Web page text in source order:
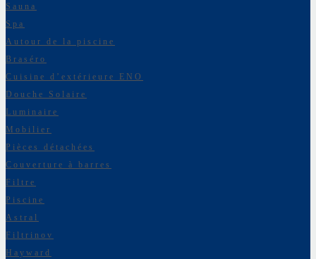
Sauna
Spa
Autour de la piscine
Braséro
Cuisine d’extérieure ENO
Douche Solaire
Luminaire
Mobilier
Pièces détachées
Couverture à barres
Filtre
Piscine
Astral
Filtrinov
Hayward